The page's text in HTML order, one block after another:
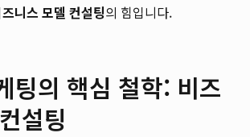
니스 모델 컨설팅의 힘입니다.
팅의 핵심 철학: 비즈
설팅